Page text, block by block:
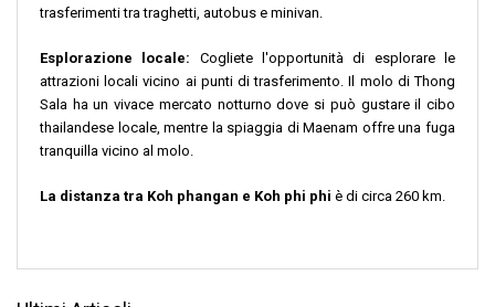
trasferimenti tra traghetti, autobus e minivan.
Esplorazione locale: Cogliete l'opportunità di esplorare le
attrazioni locali vicino ai punti di trasferimento. Il molo di Thong
Sala ha un vivace mercato notturno dove si può gustare il cibo
thailandese locale, mentre la spiaggia di Maenam offre una fuga
tranquilla vicino al molo.
La distanza tra Koh phangan e Koh phi phi è di circa 260 km.